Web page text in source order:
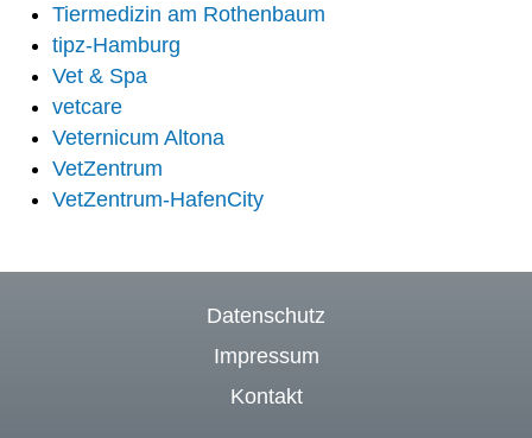
Tiermedizin am Rothenbaum
tipz-Hamburg
Vet & Spa
vetcare
Veternicum Altona
VetZentrum
VetZentrum-HafenCity
Datenschutz
Impressum
Kontakt